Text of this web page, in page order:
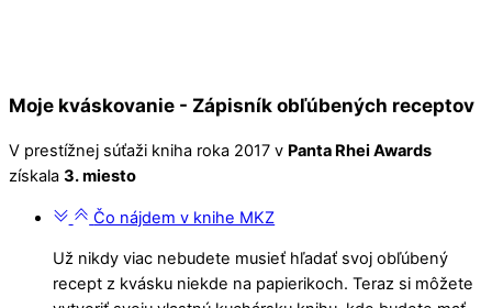
Moje kváskovanie - Zápisník obľúbených receptov
V prestížnej súťaži kniha roka 2017 v Panta Rhei Awards
získala 3. miesto
Čo nájdem v knihe MKZ
Už nikdy viac nebudete musieť hľadať svoj obľúbený
recept z kvásku niekde na papierikoch. Teraz si môžete